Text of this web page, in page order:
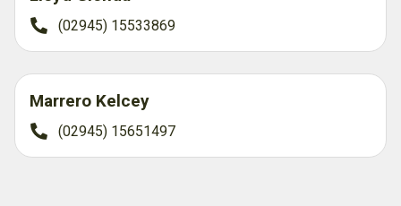
(02945) 15533869
Marrero Kelcey
(02945) 15651497